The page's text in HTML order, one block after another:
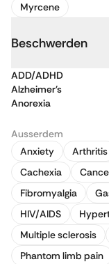
Myrcene
Beschwerden
ADD/ADHD
Alzheimer's
Anorexia
Ausserdem
Anxiety
Arthritis
Cachexia
Fibromyalgia
HIV/AIDS
Multiple sclerosis
Phantom limb pain